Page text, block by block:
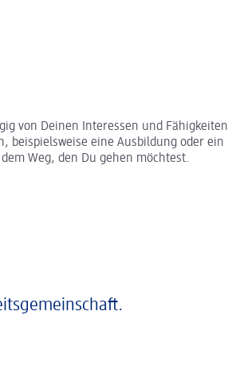
von Deinen Interessen und Fähigkeiten
beispielsweise eine Ausbildung oder ein
Weg, den Du gehen möchtest.